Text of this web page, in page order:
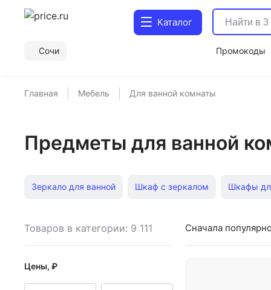
Каталог
Сочи
Промокоды
Главная Мебель Для ванной комнаты
Предметы для ванной
Зеркало для ванной Шкаф с зеркалом Шкафы
В ванную комнату без раковины Зеркало шкаф для
Для ванной комнаты
Товаров в категории: 9 111
Цены, ₽
Сначала